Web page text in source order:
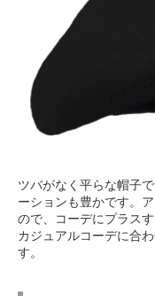
ツバがなく平らな帽子
ーションも豊かです。
ので、コーデにプラス
カジュアルコーデに合
す。